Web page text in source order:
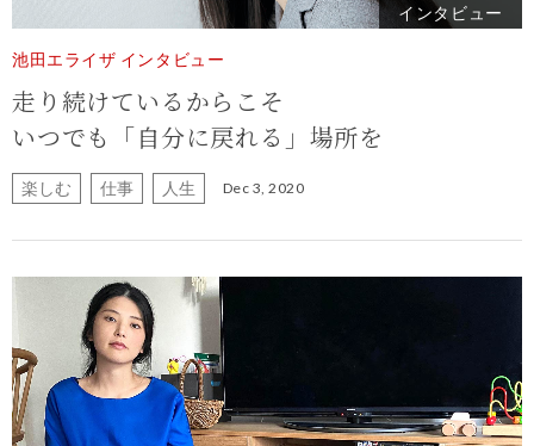
インタビュー
池田エライザ インタビュー
走り続けているからこそ
いつでも「自分に戻れる」場所を
楽しむ 仕事 人生 Dec 3, 2020